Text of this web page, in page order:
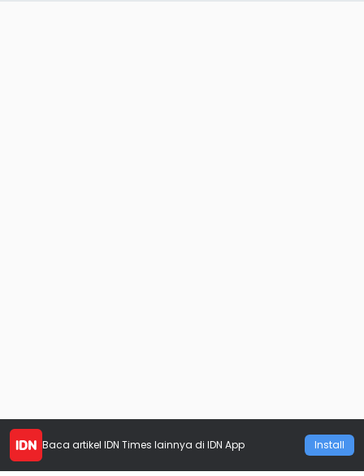
Baca artikel IDN Times lainnya di IDN App Install